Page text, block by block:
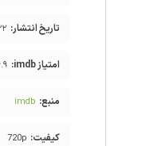
تاریخ انتشار:
امتیاز imdb:
منبع: imdb
کیفیت: 720p